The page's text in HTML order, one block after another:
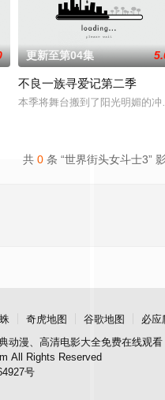
一季亲子关系转向夫妻关系，在
更新至第04集
不良一族寻爱记第二季
本季将舞台搬到了阳光明媚的
共 0 条 “世界街头女斗士3”
奇虎地图 谷歌地图
必应
动漫、高清电影大全免费在线观看
All Rights Reserved
号